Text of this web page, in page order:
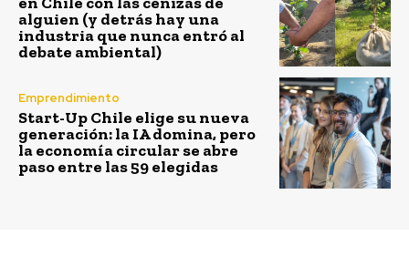
alguien (y detrás hay una
industria que nunca entró al
debate ambiental)
Emprendimiento
Start-Up Chile elige su nueva
generación: la IA domina, pero
la economía circular se abre
paso entre las 59 elegidas